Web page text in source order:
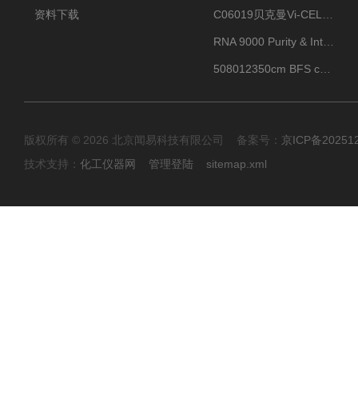
资料下载
版权所有 © 2026 北京闻易科技有限公司 备案号： 京ICP备
技术支持： 化工仪器网 管理登陆 sitemap.xml